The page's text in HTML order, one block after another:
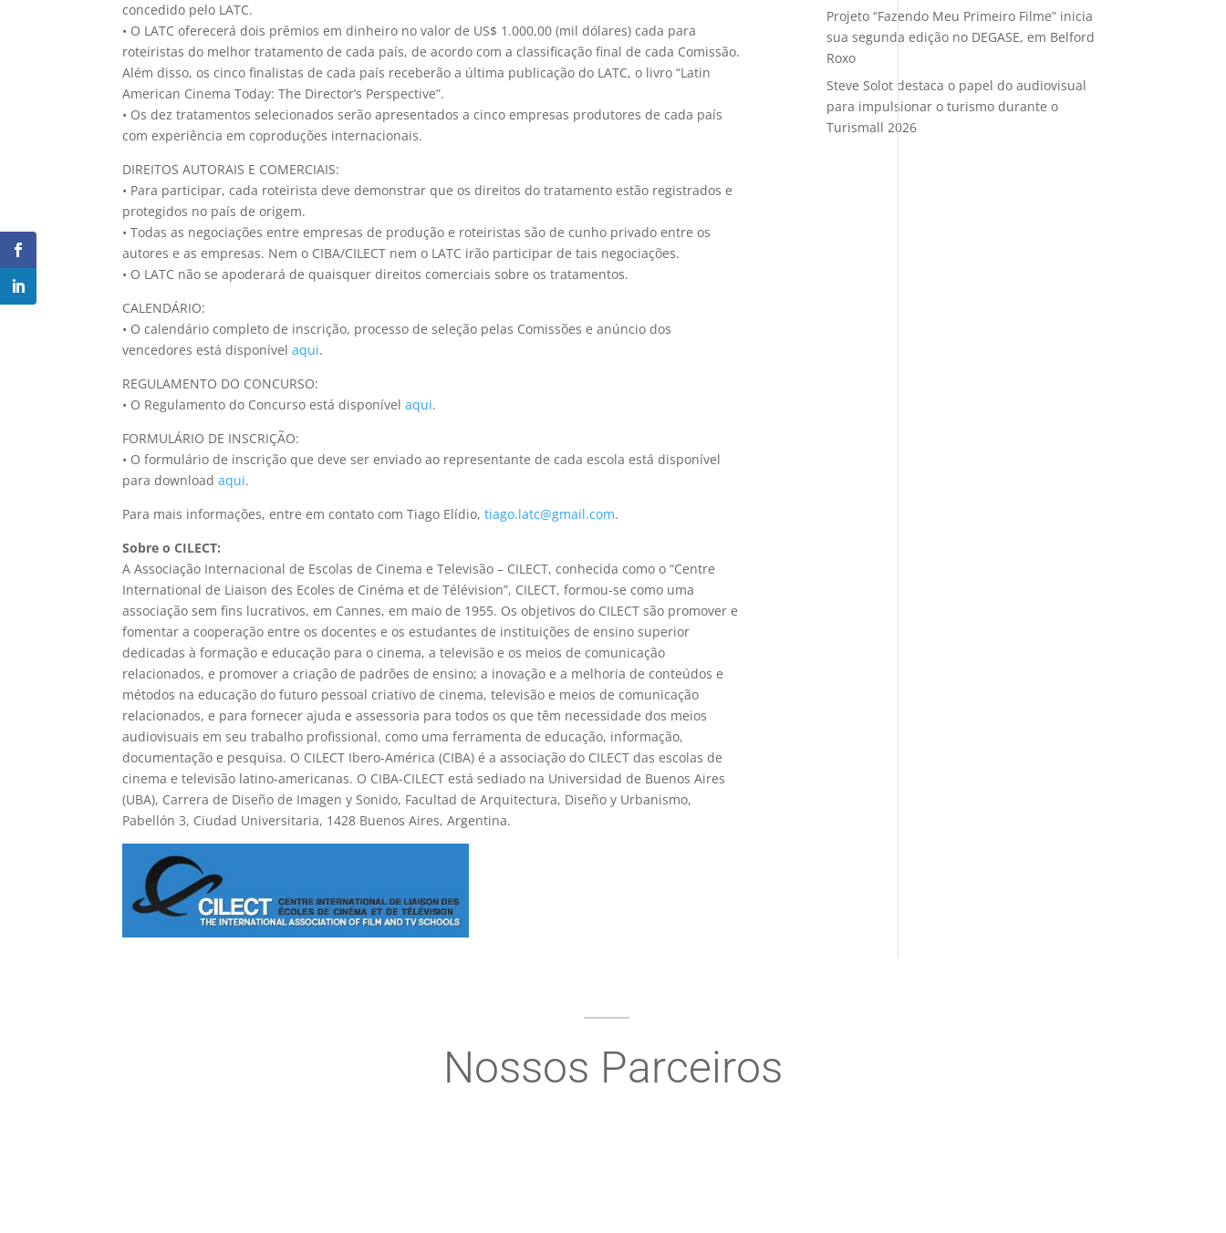
concedido pelo LATC.
• O LATC oferecerá dois prêmios em dinheiro no valor de US$ 1.000,00 (mil dólares) cada para
roteiristas do melhor tratamento de cada país, de acordo com a classificação final de cada Comissão.
Além disso, os cinco finalistas de cada país receberão a última publicação do LATC, o livro “Latin
American Cinema Today: The Director’s Perspective”.
• Os dez tratamentos selecionados serão apresentados a cinco empresas produtores de cada país
com experiência em coproduções internacionais.
DIREITOS AUTORAIS E COMERCIAIS:
• Para participar, cada roteirista deve demonstrar que os direitos do tratamento estão registrados e
protegidos no país de origem.
• Todas as negociações entre empresas de produção e roteiristas são de cunho privado entre os
autores e as empresas. Nem o CIBA/CILECT nem o LATC irão participar de tais negociações.
• O LATC não se apoderará de quaisquer direitos comerciais sobre os tratamentos.
CALENDÁRIO:
• O calendário completo de inscrição, processo de seleção pelas Comissões e anúncio dos
vencedores está disponívelaqui.
REGULAMENTO DO CONCURSO:
• O Regulamento do Concurso está disponívelaqui.
FORMULÁRIO DE INSCRIÇÃO:
• O formulário de inscrição que deve ser enviado ao representante de cada escola está disponível
para downloadaqui.
Para mais informações, entre em contato com Tiago Elídio,tiago.latc@gmail.com.
Sobre o CILECT:
A Associação Internacional de Escolas de Cinema e Televisão – CILECT, conhecida como o “Centre
International de Liaison des Ecoles de Cinéma et de Télévision”, CILECT, formou-se como uma
associação sem fins lucrativos, em Cannes, em maio de 1955. Os objetivos do CILECT são promover e
fomentar a cooperação entre os docentes e os estudantes de instituições de ensino superior
dedicadas à formação e educação para o cinema, a televisão e os meios de comunicação
relacionados, e promover a criação de padrões de ensino; a inovação e a melhoria de conteúdos e
métodos na educação do futuro pessoal criativo de cinema, televisão e meios de comunicação
relacionados, e para fornecer ajuda e assessoria para todos os que têm necessidade dos meios
audiovisuais em seu trabalho profissional, como uma ferramenta de educação, informação,
documentação e pesquisa. O CILECT Ibero-América (CIBA) é a associação do CILECT das escolas de
cinema e televisão latino-americanas. O CIBA-CILECT está sediado na Universidad de Buenos Aires
(UBA), Carrera de Diseño de Imagen y Sonido, Facultad de Arquitectura, Diseño y Urbanismo,
Pabellón 3, Ciudad Universitaria, 1428 Buenos Aires, Argentina.
Projeto “Fazendo Meu Primeiro Filme” inicia
sua segunda edição no DEGASE, em Belford
Roxo
Steve Solot destaca o papel do audiovisual
para impulsionar o turismo durante o
Turismall 2026
Nossos Parceiros